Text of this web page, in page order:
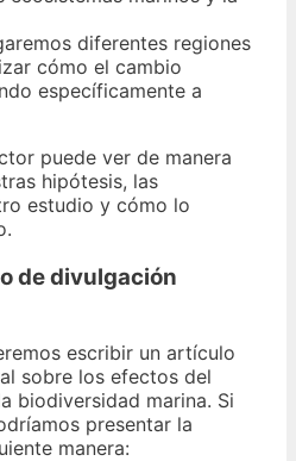
diferentes regiones
cómo el cambio
específicamente a
puede ver de manera
hipótesis, las
estudio y cómo lo
de divulgación
escribir un artículo
sobre los efectos del
biodiversidad marina. Si
presentar la
manera: